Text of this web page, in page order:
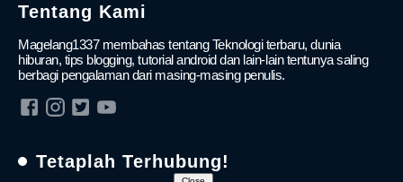
Tentang Kami
Magelang1337 membahas tentang Teknologi terbaru, dunia
hiburan, tips blogging, tutorial android dan lain-lain tentunya saling
berbagi pengalaman dari masing-masing penulis.
Tetaplah Terhubung!